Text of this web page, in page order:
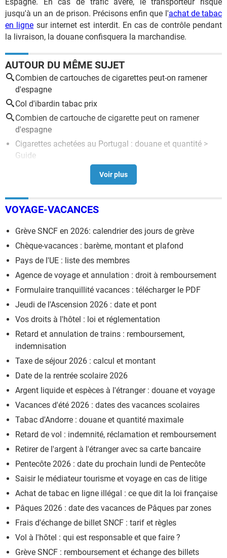
jusqu'à un an de prison. Précisons enfin que l'achat de tabac
en ligne sur internet est interdit. En cas de contrôle pendant
la livraison, la douane confisquera la marchandise.
AUTOUR DU MÊME SUJET
Combien de cartouches de cigarettes peut-on ramener
d'espagne
Col d'ibardin tabac prix
Combien de cartouche de cigarette peut on ramener
d'espagne
Cigarettes achetées au Portugal : douane et quantité >
Guide
C'est le nombre de cigarettes que vous pouvez rapporter
de vos vacances - gare à l'amende si vous le dépassez
Combien d'alcool par personne peut on ramener
Achat de tabac au Luxembourg : quelle quantité ?> Guide
Achat de tabac en Belgique : réglementation 2026 et
quantité autorisée > Guide
VOYAGE-VACANCES
Grève SNCF en 2026: calendrier des jours de grève
Chèque-vacances : barème, montant et plafond
Pays de l'UE : liste des membres
Agence de voyage et annulation : droit à remboursement
Formulaire tranquillité vacances : télécharger le PDF
Jeudi de l'Ascension 2026 : date et pont
Vos droits à l'hôtel : loi et réglementation
Retard et annulation de trains : remboursement,
indemnisation
Taxe de séjour 2026 : calcul et montant
Date de la rentrée scolaire 2026
Argent liquide et espèces à l'étranger : douane et voyage
Vacances d'été 2026 : dates des vacances scolaires
Tabac d'Andorre : douane et quantité maximale
Retard de vol : indemnité, réclamation et remboursement
Retirer de l'argent à l'étranger avec sa carte bancaire
Pentecôte 2026 : date du prochain lundi de Pentecôte
Saisir le médiateur tourisme et voyage en cas de litige
Achat de tabac en ligne illégal : ce que dit la loi française
Pâques 2026 : date des vacances de Pâques par zones
Frais d'échange de billet SNCF : tarif et règles
Vol à l'hôtel : qui est responsable et que faire ?
Grève SNCF : remboursement et échange des billets